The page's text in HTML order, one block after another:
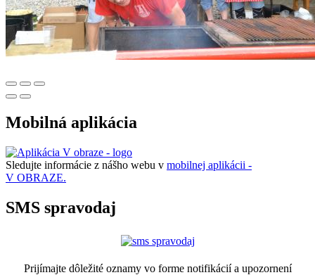
Mobilná aplikácia
Sledujte informácie z nášho webu v mobilnej aplikácii -
V OBRAZE.
SMS spravodaj
Prijímajte dôležité oznamy vo forme notifikácií a upozornení